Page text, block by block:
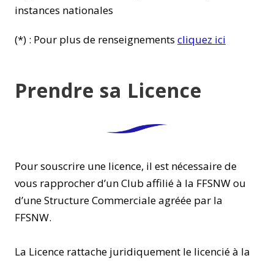
instances nationales
(*) : Pour plus de renseignements cliquez ici
Prendre sa Licence
Pour souscrire une licence, il est nécessaire de
vous rapprocher d’un Club affilié à la FFSNW ou
d’une Structure Commerciale agréée par la
FFSNW.
La Licence rattache juridiquement le licencié à la